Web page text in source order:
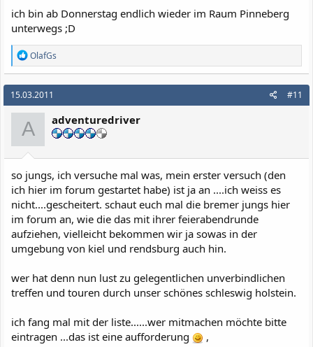
ich bin ab Donnerstag endlich wieder im Raum Pinneberg
unterwegs ;D
R
e
a
k
t
i
o
n
e
n
OlafGs
15.03.2011 #11
A adventuredriver
so jungs, ich versuche mal was, mein erster versuch (den
ich hier im forum gestartet habe) ist ja an ....ich weiss es
nicht....gescheitert. schaut euch mal die bremer jungs hier
im forum an, wie die das mit ihrer feierabendrunde
aufziehen, vielleicht bekommen wir ja sowas in der
umgebung von kiel und rendsburg auch hin.
wer hat denn nun lust zu gelegentlichen unverbindlichen
treffen und touren durch unser schönes schleswig holstein.
ich fang mal mit der liste......wer mitmachen möchte bitte
eintragen ...das ist eine aufforderung
,